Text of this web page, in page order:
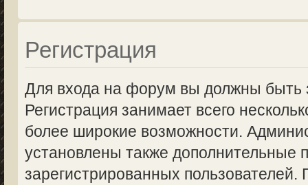
Регистрация
Для входа на форум вы должны быть
Регистрация занимает всего
более широкие возможности.
установлены также дополнительные
зарегистрированных